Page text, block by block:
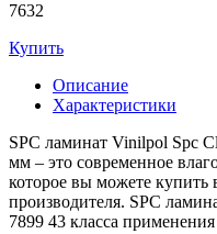
7632
Купить
Описание
Характеристики
SPC ламинат Vinilpol Spc
мм – это современное
которое вы можете
производителя. SPC
7899 43 класса